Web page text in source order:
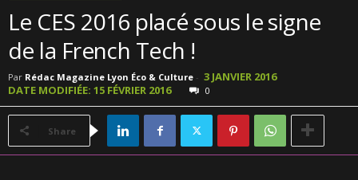
Le CES 2016 placé sous le signe
de la French Tech !
Par Rédac Magazine Lyon Éco & Culture - 3 JANVIER 2016
DATE MODIFIÉE: 15 FÉVRIER 2016
0
Share